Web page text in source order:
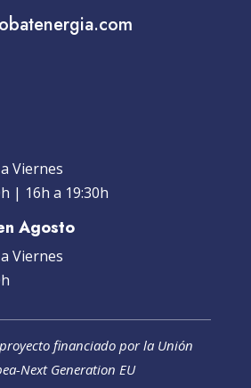
Viernes
| 16h a 19:30h
Agosto
Viernes
financiado por la Unión
Next Generation EU